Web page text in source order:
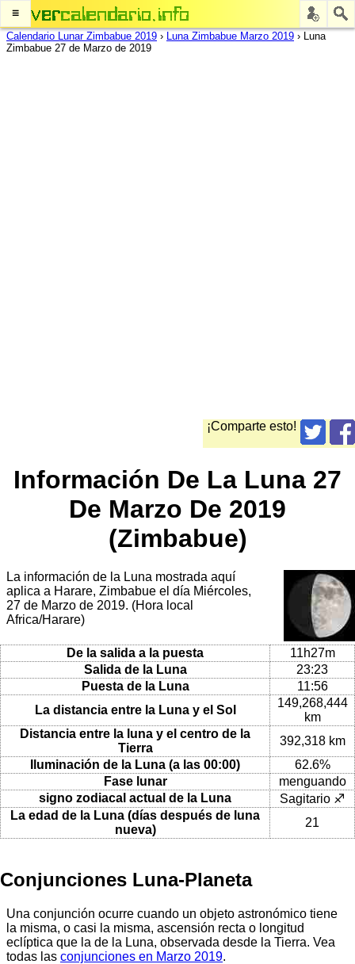
≡
Calendario Lunar Zimbabue 2019 › Luna Zimbabue Marzo 2019 › Luna
Zimbabue 27 de Marzo de 2019
¡Comparte esto!
Información De La Luna 27
De Marzo De 2019
(Zimbabue)
La información de la Luna mostrada aquí
aplica a Harare, Zimbabue el día Miércoles,
27 de Marzo de 2019. (Hora local
Africa/Harare)
De la salida a la puesta
11h27m
Salida de la Luna
23:23
Puesta de la Luna
11:56
La distancia entre la Luna y el Sol
149,268,444
km
Distancia entre la luna y el centro de la
Tierra
392,318 km
Iluminación de la Luna (a las 00:00)
62.6%
Fase lunar
menguando
signo zodiacal actual de la Luna
Sagitario ♐
La edad de la Luna (días después de luna
nueva)
21
Conjunciones Luna-Planeta
Una conjunción ocurre cuando un objeto astronómico tiene
la misma, o casi la misma, ascensión recta o longitud
eclíptica que la de la Luna, observada desde la Tierra. Vea
todas las conjunciones en Marzo 2019.